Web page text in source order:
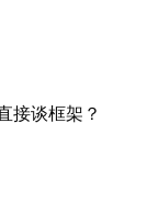
接谈框架？